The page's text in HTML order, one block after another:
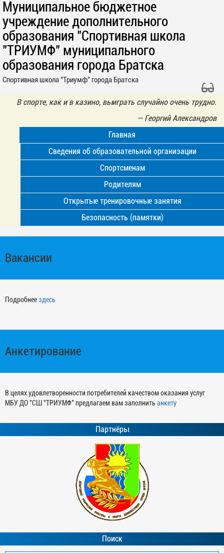
Муниципальное бюджетное
учреждение дополнительного
образования "Спортивная школа
"ТРИУМФ" муниципального
образования города Братска
Спортивная школа "Триумф" города Братска
В спорте, как и в казино, выиграть случайно очень трудно.
— Георгий Александров
Главная
Сведения об образовательной организации
Спортсменам
Родителям
Открытые тренировочные занятия
Безопасность (памятки)
Вакансии
Подробнеездесь
Анкетирование
В целях удовлетворенности потребителей качеством оказания услуг
МБУ ДО "СШ "ТРИУМФ" предлагаем вам заполнитьанкету
Партнёры
Поиск